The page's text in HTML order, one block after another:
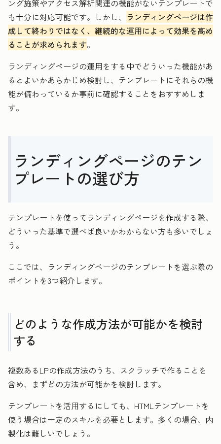
ング施策やアクセス解析関連の機能がないテンプレートで
も十分に対応可能です。しかし、
ランディングページは作
成して終わりではなく、継続的な運用によって効果を高め
ることが求められます。
ランディングページの運用をする中でどういった機能があ
るとよいかあらかじめ検討し、テンプレートにそれらの機
能が備わっているか事前に確認することをおすすめしま
す。
ランディングページのテン
プレートの選び方
テンプレートを使ってランディングページを作成する際、
どういった基準で選べば良いかわからない方も多いでしょ
う。
ここでは、ランディングページのテンプレートを選ぶ際の
ポイントを3つ紹介します。
どのような作成方法が可能かを検討
する
複数あるLPの作成方法のうち、スクラッチで作ることを
含め、まずどの方法が可能かを検討します。
テンプレートを活用するにしても、HTMLテンプレートを
使う場合は一定のスキルを必要とします。多くの場合、内
製化は難しいでしょう。